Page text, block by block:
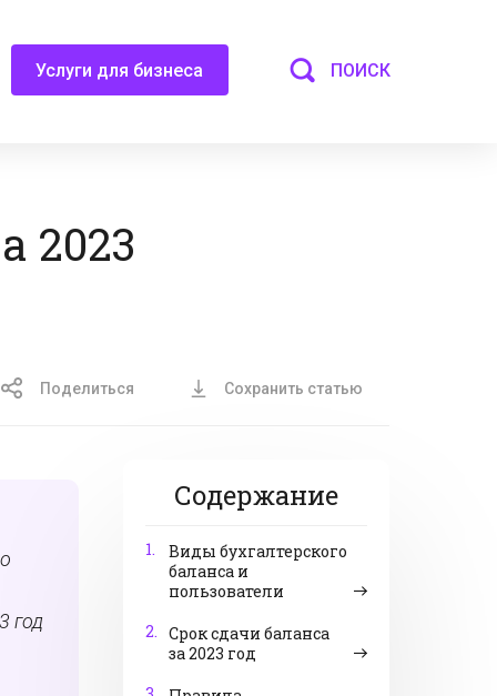
Услуги для бизнеса ПОИСК
2023
Поделиться Сохранить статью
Содержание
1.
Виды бухгалтерского
баланса и
пользователи
2. Срок сдачи баланса
за 2023 год
год